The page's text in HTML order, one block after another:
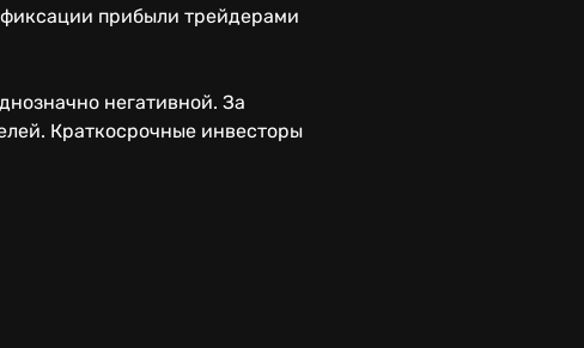
прибыли трейдерами
негативной. За
Краткосрочные инвесторы